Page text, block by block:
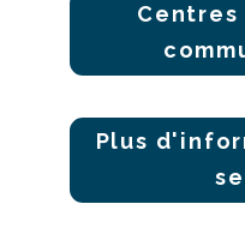
Plus